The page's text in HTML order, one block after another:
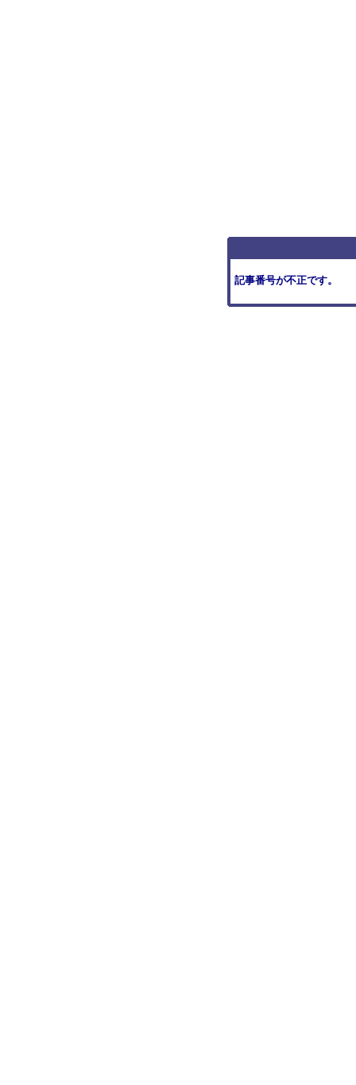
記事番号が不正です。